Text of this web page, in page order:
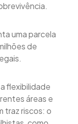
uma parcela
de
flexibilidade
áreas e
traz riscos: o